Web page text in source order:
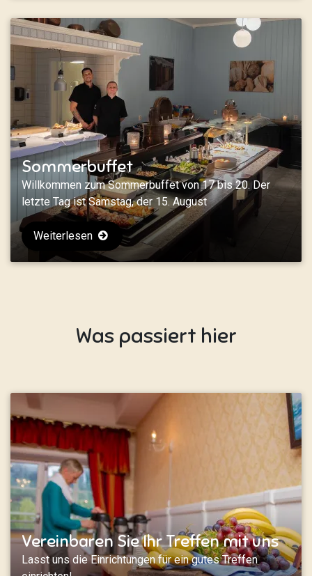
Sommerbuffet
Willkommen zum Sommerbuffet von 17 bis 20. Der
letzte Tag ist Samstag, der 15. August
Weiterlesen
Was passiert hier
Vereinbaren Sie Ihr Treffen mit uns
Lasst uns die Einrichtungen für ein gutes Treffen